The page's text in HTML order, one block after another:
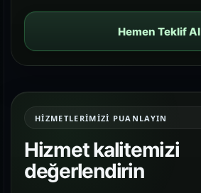
Hemen Teklif Al
HIZMETLERIMIZI PUANLAYIN
Hizmet kalitemizi
değerlendirin